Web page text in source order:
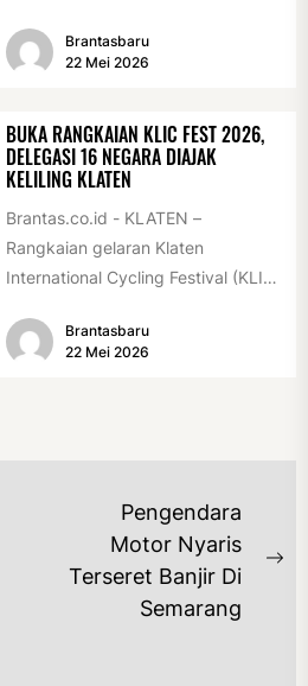
Association Rally...
Brantasbaru
22 Mei 2026
BUKA RANGKAIAN KLIC FEST 2026,
DELEGASI 16 NEGARA DIAJAK
KELILING KLATEN
Brantas.co.id - KLATEN –
Rangkaian gelaran Klaten
International Cycling Festival (KLIC
(17/5/2026). Rangkaian kegiatan
dibuka...
Brantasbaru
22 Mei 2026
Pengendara
Motor Nyaris
Terseret Banjir Di
Semarang